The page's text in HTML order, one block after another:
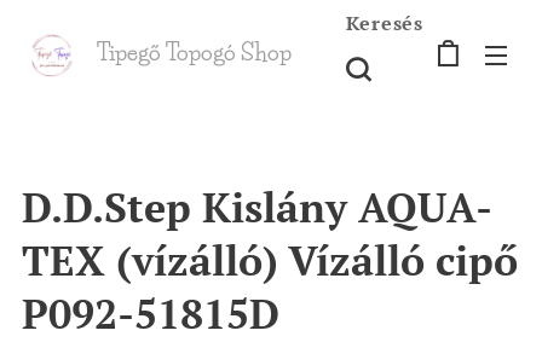
Tipegő Topogó Shop
Keresés
D.D.Step Kislány AQUA-
TEX (vízálló) Vízálló cipő
P092-51815D